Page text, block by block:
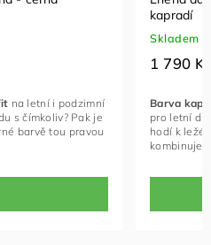
na letní i podzimní
s čímkoliv?Pak je
barvě tou pravou
kapradí
Skladem
1 790
Barva
pro letní
hodí k
kombinuje